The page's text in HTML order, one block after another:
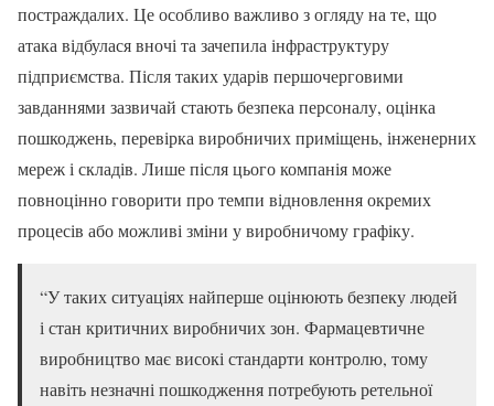
постраждалих. Це особливо важливо з огляду на те, що
атака відбулася вночі та зачепила інфраструктуру
підприємства. Після таких ударів першочерговими
завданнями зазвичай стають безпека персоналу, оцінка
пошкоджень, перевірка виробничих приміщень, інженерних
мереж і складів. Лише після цього компанія може
повноцінно говорити про темпи відновлення окремих
процесів або можливі зміни у виробничому графіку.
“У таких ситуаціях найперше оцінюють безпеку людей
і стан критичних виробничих зон. Фармацевтичне
виробництво має високі стандарти контролю, тому
навіть незначні пошкодження потребують ретельної